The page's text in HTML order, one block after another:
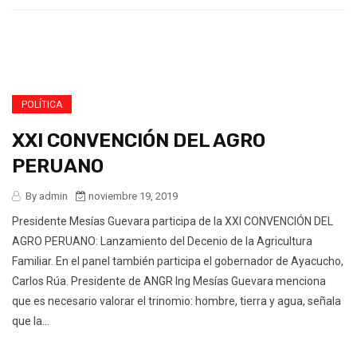
POLÍTICA
XXI CONVENCIÓN DEL AGRO
PERUANO
By admin noviembre 19, 2019
Presidente Mesías Guevara participa de la XXI CONVENCIÓN DEL
AGRO PERUANO: Lanzamiento del Decenio de la Agricultura
Familiar. En el panel también participa el gobernador de Ayacucho,
Carlos Rúa. Presidente de ANGR Ing Mesías Guevara menciona
que es necesario valorar el trinomio: hombre, tierra y agua, señala
que la...